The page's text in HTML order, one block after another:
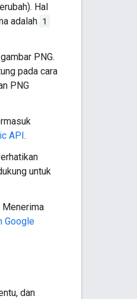
Hal
adalah 1
PNG.
pada cara
PNG
API.
untuk
Google
dan